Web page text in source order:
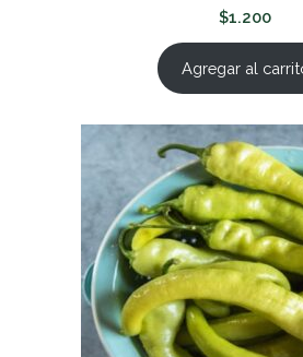
$1.200
Agregar al